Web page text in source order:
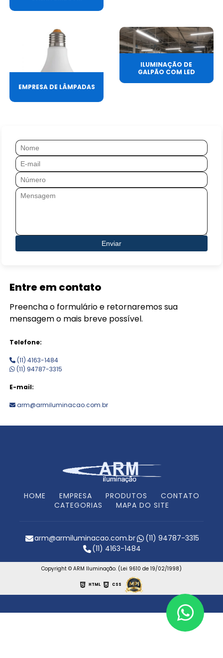
EMPRESA DE LÂMPADAS
ILUMINAÇÃO DE
GALPÃO COM LED
Nome
E-mail
Número
Mensagem
Enviar
Entre em contato
Preencha o formulário e retornaremos sua
mensagem o mais breve possível.
Telefone:
(11) 4163-1484
(11) 94787-3315
E-mail:
arm@armiluminacao.com.br
HOME EMPRESA PRODUTOS
CONTATO
CATEGORIAS
MAPA DO SITE
arm@armiluminacao.com.br
(11) 94787-3315
(11) 4163-1484
Copyright © ARM Iluminação. (Lei 9610 de 19/02/1998)
HTML CSS